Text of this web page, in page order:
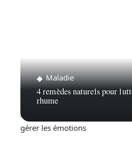
Maladie
4 remèdes naturels pour
rhume